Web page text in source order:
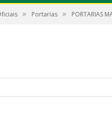
» Portarias » PORTARIAS